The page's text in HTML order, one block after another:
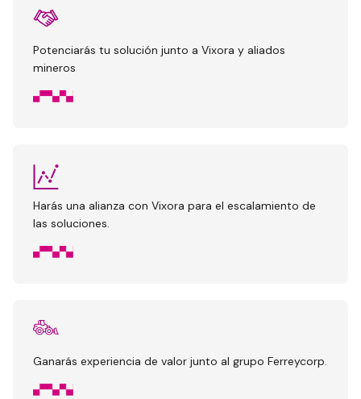
Potenciarás tu solución junto a Vixora y aliados
mineros
Harás una alianza con Vixora para el escalamiento de
las soluciones.
Ganarás experiencia de valor junto al grupo Ferreycorp.